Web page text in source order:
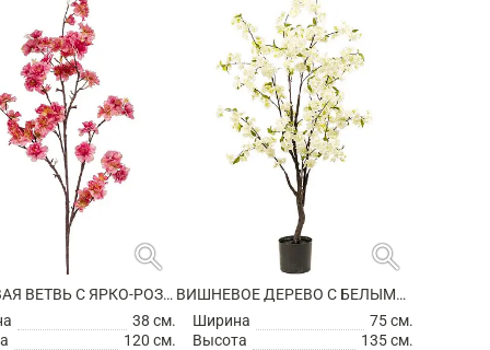
search
ВИШНЕВАЯ ВЕТВЬ С ЯРКО-РОЗОВЫЙ ЦВЕТАМИ ИСКУССТВЕННАЯ
38 см.
120 см.
search
ВИШНЕВОЕ ДЕРЕВО С БЕЛЫМИ ЦВЕТАМИ ИСКУССТВЕННОЕ
Ширина
75 см.
Высота
135 см.